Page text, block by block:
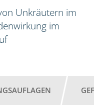
Unkräutern im
im